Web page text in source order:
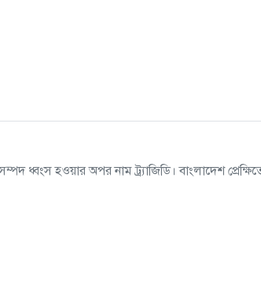
ধ্বংস হওয়ার অপর নাম ট্র্যাজিডি। বাংলাদেশ